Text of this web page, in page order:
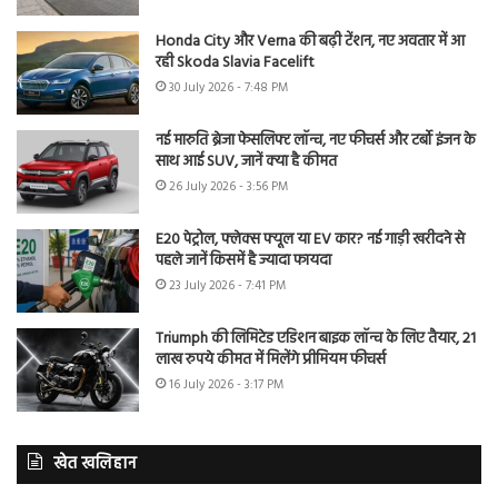
Honda City और Verna की बढ़ी टेंशन, नए अवतार में आ
रही Skoda Slavia Facelift
30 July 2026 - 7:48 PM
नई मारुति ब्रेजा फेसलिफ्ट लॉन्च, नए फीचर्स और टर्बो इंजन के
साथ आई SUV, जानें क्या है कीमत
26 July 2026 - 3:56 PM
E20 पेट्रोल, फ्लेक्स फ्यूल या EV कार? नई गाड़ी खरीदने से
पहले जानें किसमें है ज्यादा फायदा
23 July 2026 - 7:41 PM
Triumph की लिमिटेड एडिशन बाइक लॉन्च के लिए तैयार, 21
लाख रुपये कीमत में मिलेंगे प्रीमियम फीचर्स
16 July 2026 - 3:17 PM
खेत खलिहान